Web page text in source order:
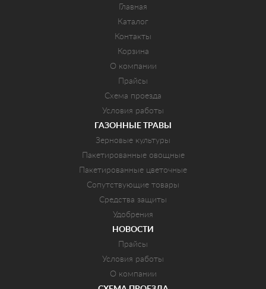
Главная
Каталог
Контакты
Корзина
О компании
Прайсы
Схема проезда
Условия работы
ГАЗОННЫЕ ТРАВЫ
Зерновые культуры
Пакетированные овощные
Пакетированные цветочные
Сопутствующие товары
Средства защиты
Удобрения
НОВОСТИ
Прайсы
Условия работы
О компании